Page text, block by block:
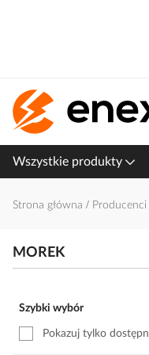
Wszystkie produkty
Strona główna Producenci
MOREK
Szybki wybór
Pokazuj tylko